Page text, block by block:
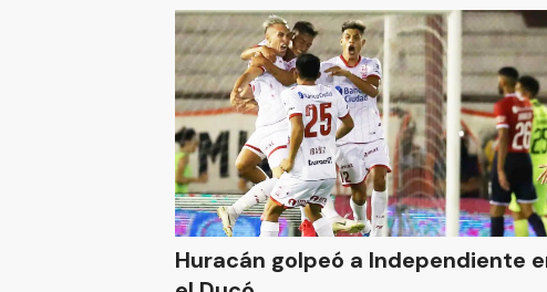
Huracán golpeó a Independiente en